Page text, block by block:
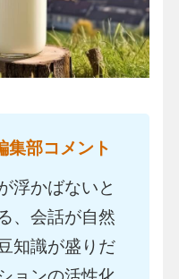
集部コメント
浮かばないと
、会話が自然
知識が盛りだ